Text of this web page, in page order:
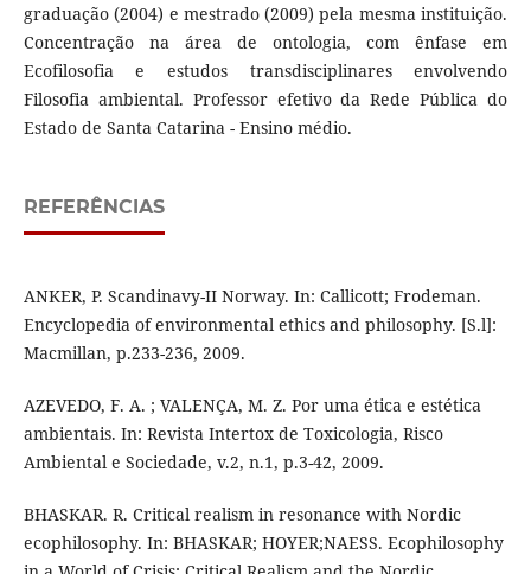
graduação (2004) e mestrado (2009) pela mesma instituição.
Concentração na área de ontologia, com ênfase em
Ecofilosofia e estudos transdisciplinares envolvendo
Filosofia ambiental. Professor efetivo da Rede Pública do
Estado de Santa Catarina - Ensino médio.
REFERÊNCIAS
ANKER, P. Scandinavy-II Norway. In: Callicott; Frodeman.
Encyclopedia of environmental ethics and philosophy. [S.l]:
Macmillan, p.233-236, 2009.
AZEVEDO, F. A. ; VALENÇA, M. Z. Por uma ética e estética
ambientais. In: Revista Intertox de Toxicologia, Risco
Ambiental e Sociedade, v.2, n.1, p.3-42, 2009.
BHASKAR. R. Critical realism in resonance with Nordic
ecophilosophy. In: BHASKAR; HOYER;NAESS. Ecophilosophy